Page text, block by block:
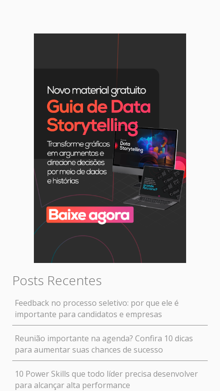
Posts Recentes
Feedback no processo seletivo: por que ele é
importante para candidatos e empresas
Reunião importante na agenda? Confira 10 dicas
para aumentar suas chances de sucesso
10 Power Skills que todo líder precisa desenvolver
para alcançar alta performance